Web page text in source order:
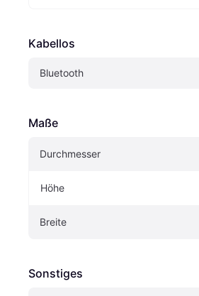
Kabellos
Bluetooth
Maße
Durchmesser
Höhe
Breite
Sonstiges